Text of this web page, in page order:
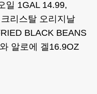
일 1GAL 14.99,
리스탈 오리지날
BLACK BEANS
알로에 겔16.9OZ